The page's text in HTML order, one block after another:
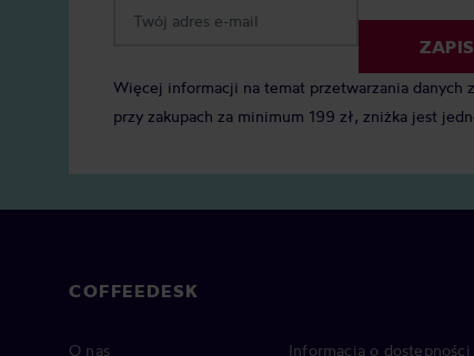
Więcej informacji na temat przetwarzania danych
przy zakupach za minimum 199 zł, zniżka jest
COFFEEDESK
O nas Informacja o dostępności